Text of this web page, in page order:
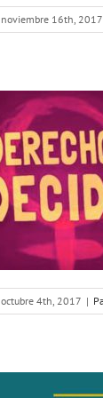
noviembre 16th, 2017
octubre 4th, 2017 |